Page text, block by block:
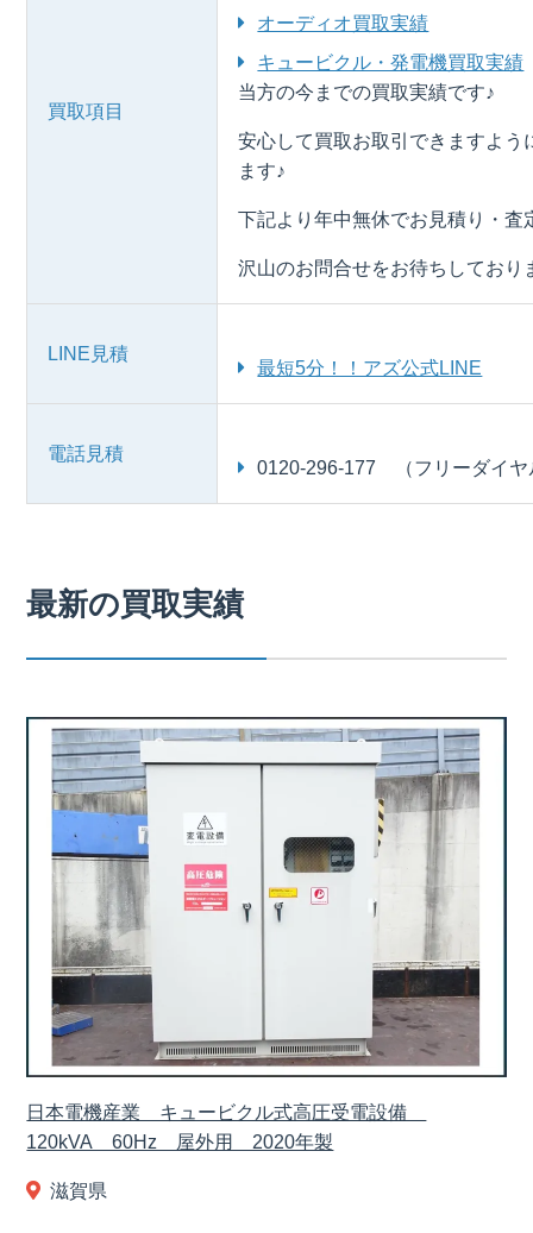
買取項目
オーディオ買取実績
キュービクル・発電機買取実績
当方の今までの買取実績です♪
安心して買取お取引できますよう
ます♪
下記より年中無休でお見積り・査
沢山のお問合せをお待ちしており
LINE見積
最短5分！！アズ公式LINE
電話見積
0120-296-177 （フリーダイヤ
最新の買取実績
日本電機産業 キュービクル式高圧受電設備
120kVA 60Hz 屋外用 2020年製
滋賀県